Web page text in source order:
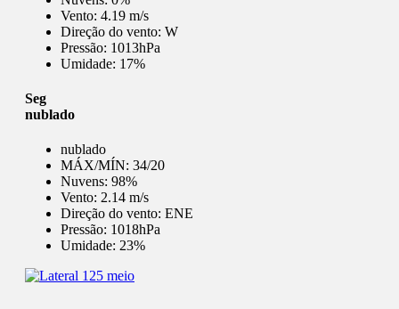
Vento: 4.19 m/s
Direção do vento: W
Pressão: 1013hPa
Umidade: 17%
Seg
nublado
nublado
MÁX/MÍN: 34/20
Nuvens: 98%
Vento: 2.14 m/s
Direção do vento: ENE
Pressão: 1018hPa
Umidade: 23%